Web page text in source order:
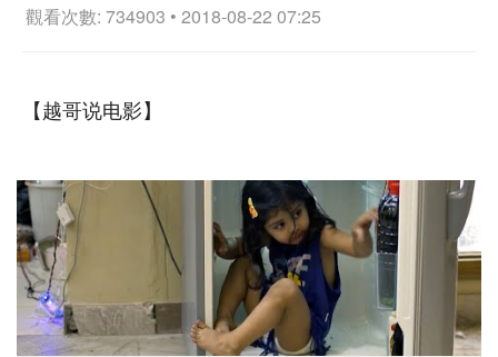
觀看次數: 734903 • 2018-08-22 07:25
【越哥说电影】